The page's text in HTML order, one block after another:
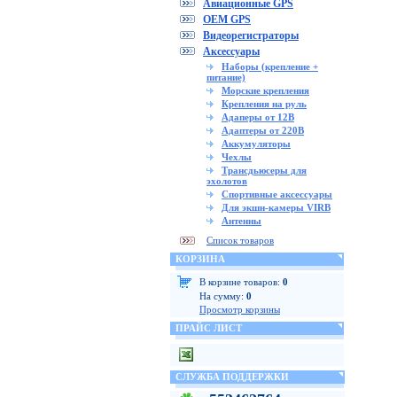
Авиационные GPS
OEM GPS
Видеорегистраторы
Аксессуары
Наборы (крепление +
питание)
Морские крепления
Крепления на руль
Адаперы от 12В
Адаптеры от 220В
Аккумуляторы
Чехлы
Трансдьюсеры для
эхолотов
Спортивные аксессуары
Для экшн-камеры VIRB
Антенны
Список товаров
КОРЗИНА
В корзине товаров: 0
На сумму: 0
Просмотр корзины
ПРАЙС ЛИСТ
СЛУЖБА ПОДДЕРЖКИ